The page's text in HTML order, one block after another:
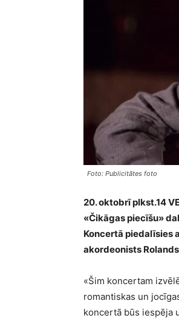
Foto: Publicitātes foto
20. oktobrī plkst.14
«Čikāgas piecīšu»
Koncertā piedalīsies
akordeonists
«Šim koncertam
romantiskas un
koncertā būs iespēja